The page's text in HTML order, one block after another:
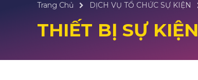
Trang Chủ DỊCH VỤ TỔ CHỨC SỰ KIỆN
THIẾT BỊ SỰ KIỆN